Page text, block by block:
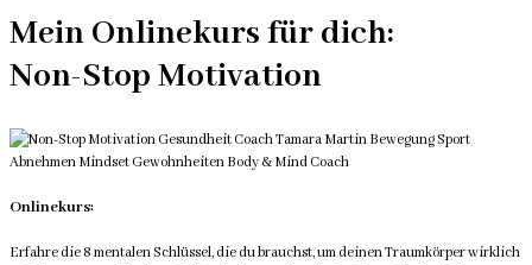
Mein Onlinekurs für dich:
Non-Stop Motivation
Onlinekurs:
Erfahre die 8 mentalen Schlüssel, die du brauchst, um deinen Traumkörper wirklich